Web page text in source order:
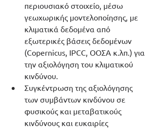
περιουσιακό στοιχείο, μέσω
γεωχωρικής μοντελοποίησης, με
κλιματικά δεδομένα από
εξωτερικές βάσεις δεδομένων
(Copernicus, IPCC, ΟΟΣΑ κ.λπ.) για
την αξιολόγηση του κλιματικού
κινδύνου.
Συγκέντρωση της αξιολόγησης
των συμβάντων κινδύνου σε
φυσικούς και μεταβατικούς
κινδύνους και ευκαιρίες